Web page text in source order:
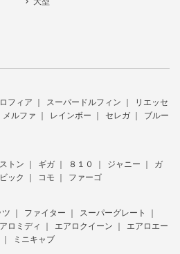
フィア スーパードルフィン
リエッセ
メルファ レインボー セレガ
ブルー
トン ギガ ８１０ ジャニー
ガ
ック コモ ファーゴ
ツ ファイター
スーパーグレート
ロミディ エアロクイーン
エアロエー
ミニキャブ